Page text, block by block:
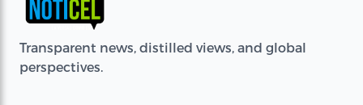
Transparent news, distilled views, and global
perspectives.